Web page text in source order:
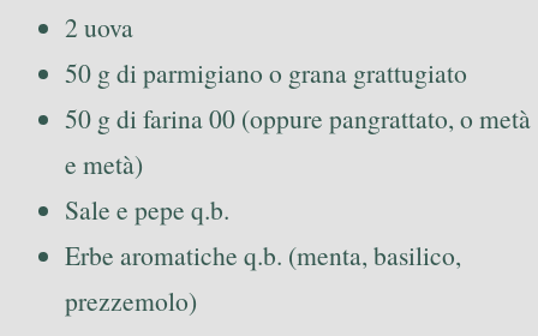
2 uova
50 g di parmigiano o grana grattugiato
50 g di farina 00 (oppure pangrattato, o metà
e metà)
Sale e pepe q.b.
Erbe aromatiche q.b. (menta, basilico,
prezzemolo)